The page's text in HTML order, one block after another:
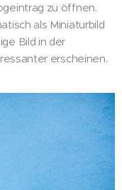
zu öffnen.
als Miniaturbild
Bild in der
erscheinen.